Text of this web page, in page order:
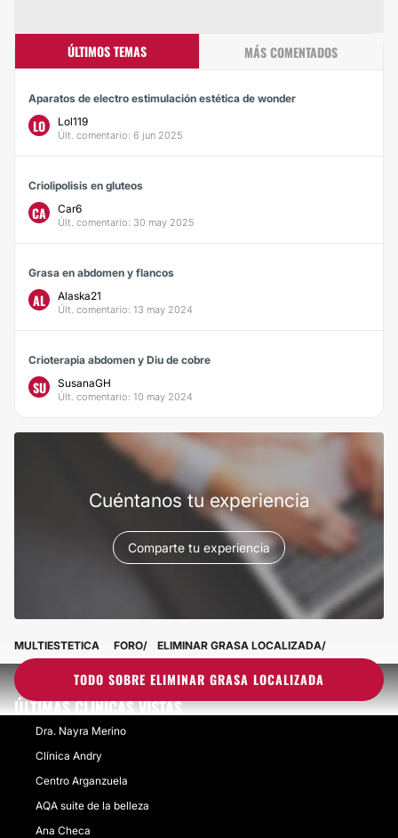
ÚLTIMOS TEMAS MÁS COMENTADOS
Aparatos de electro estimulación estética de wonder
LO Lol119
Últ. comentario: 6 jun 2025
Criolipolisis en gluteos
CA Car6
Últ. comentario: 30 may 2025
Grasa en abdomen y flancos
AL Alaska21
Últ. comentario: 13 may 2024
Crioterapia abdomen y Diu de cobre
SU SusanaGH
Últ. comentario: 10 may 2024
Cuéntanos tu experiencia
Comparte tu experiencia
TODO SOBRE ELIMINAR GRASA LOCALIZADA
MULTIESTETICA FORO ELIMINAR GRASA LOCALIZADA
ÚLTIMAS CLÍNICAS VISTAS
Dra. Nayra Merino
Clínica Andry
Centro Arganzuela
AQA suite de la belleza
Ana Checa